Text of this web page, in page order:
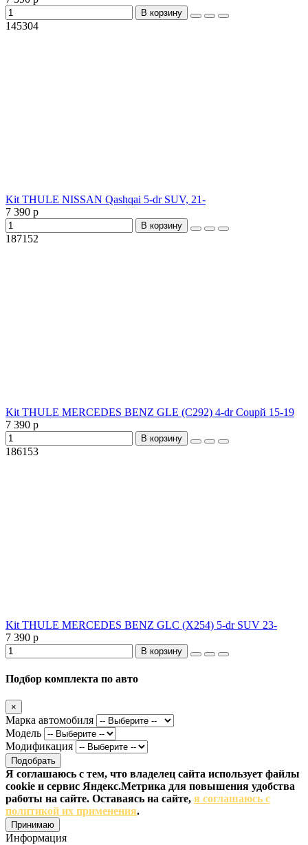
В корзину
145304
Kit THULE NISSAN Qashqai 5-dr SUV, 21-
7 390 р
В корзину
187152
Kit THULE MERCEDES BENZ GLE (C292) 4-dr Coupй 15-19
7 390 р
В корзину
186153
Kit THULE MERCEDES BENZ GLC (X254) 5-dr SUV 23-
7 390 р
В корзину
Подбор комплекта по авто
×
Марка автомобиля
Модель
Модификация
Подобрать
Я соглашаюсь с тем, что владелец сайта использует файлы
cookie и сервис Яндекс.Метрика для повышения удобства
работы на сайте. Оставаясь на сайте, я соглашаюсь с
политикой их применения.
Принимаю
Информация